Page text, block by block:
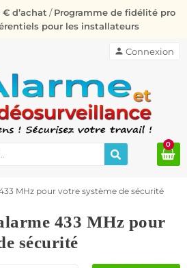
d’achat /Programme de fidélité pro
pour les installateurs
person Connexion
0
MHz pour votre système de sécurité
433 MHz pour
sécurité